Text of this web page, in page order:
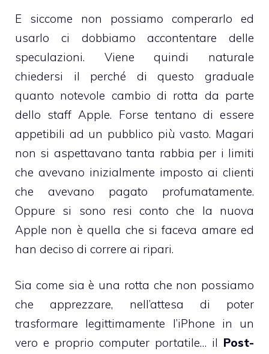
E siccome non possiamo comperarlo ed
usarlo ci dobbiamo accontentare delle
speculazioni. Viene quindi naturale
chiedersi il perché di questo graduale
quanto notevole cambio di rotta da parte
dello staff Apple. Forse tentano di essere
appetibili ad un pubblico più vasto. Magari
non si aspettavano tanta rabbia per i limiti
che avevano inizialmente imposto ai clienti
che avevano pagato profumatamente.
Oppure si sono resi conto che la nuova
Apple non è quella che si faceva amare ed
han deciso di correre ai ripari.
Sia come sia è una rotta che non possiamo
che apprezzare, nell’attesa di poter
trasformare legittimamente l’iPhone in un
vero e proprio computer portatile… il Post-